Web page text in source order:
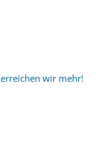
wir mehr!